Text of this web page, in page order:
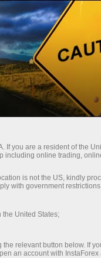
por InstaForex
DEL
EE. UU.
PCSI
EN
If you are a resident of the
including online trading,
is not the US, kindly
with government
United States;
relevant button below. If
an account with InstaForex